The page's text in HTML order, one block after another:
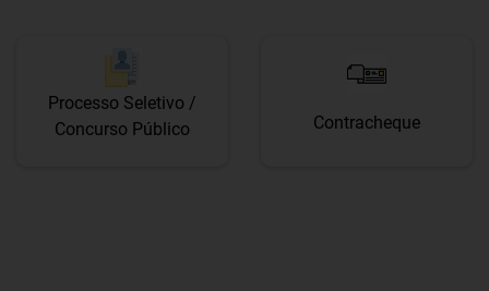
Processo Seletivo /
Concurso Público
Contracheque